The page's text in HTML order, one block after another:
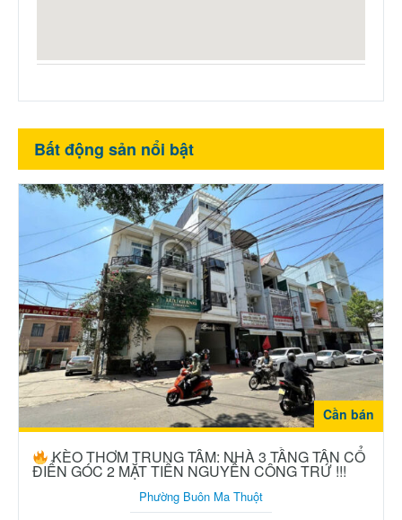
Bất động sản nổi bật
Cần bán
KÈO THƠM TRUNG TÂM: NHÀ 3 TẦNG TÂN CỔ
ĐIỂN GÓC 2 MẶT TIỀN NGUYỄN CÔNG TRỨ !!!
Phường Buôn Ma Thuột